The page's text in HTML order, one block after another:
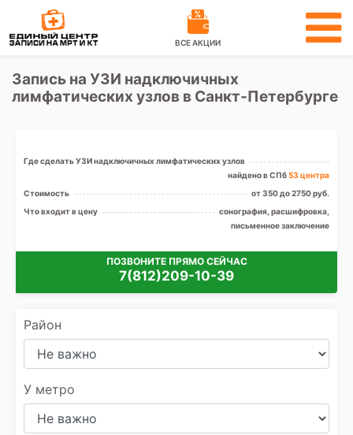
ВСЕ АКЦИИ
Запись на УЗИ надключичных
лимфатических узлов в Санкт-Петербурге
Где сделать УЗИ надключичных лимфатических узлов
найдено в СПб53 центра
Стоимость
от 350 до 2750 руб.
Что входит в цену
сонография, расшифровка,
письменное заключение
ПОЗВОНИТЕ ПРЯМО СЕЙЧАС
7(812)209-10-39
Район
У метро